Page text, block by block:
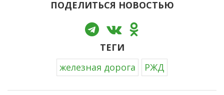
ПОДЕЛИТЬСЯ НОВОСТЬЮ
ТЕГИ
железная дорога
РЖД